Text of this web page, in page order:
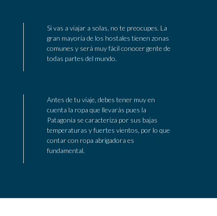
Si vas a viajar a solas, no te preocupes. La
gran mayoría de los hostales tienen zonas
comunes y será muy fácil conocer gente de
todas partes del mundo.
Antes de tu viaje, debes tener muy en
cuenta la ropa que llevarás pues la
Patagonia se caracteriza por sus bajas
temperaturas y fuertes vientos, por lo que
contar con ropa abrigadora es
fundamental.